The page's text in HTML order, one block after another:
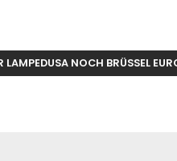
LAMPEDUSA NOCH BRÜSSEL